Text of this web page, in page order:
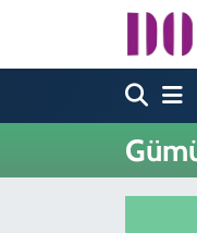
Hava Durumu
Trafik Durumu
Süper Lig Puan